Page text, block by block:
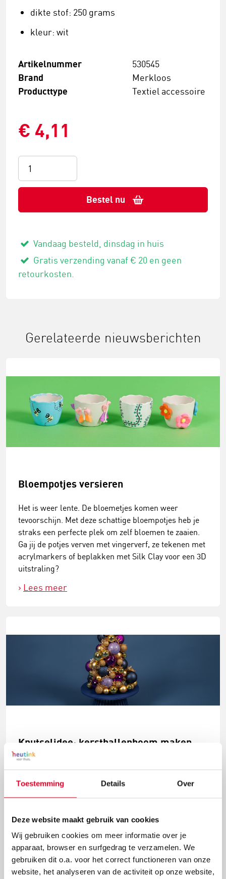
Toestemming Details Over
Deze website maakt gebruik van cookies
Wij gebruiken cookies om meer informatie over je
apparaat, browser en surfgedrag te verzamelen. We
gebruiken dit o.a. voor het correct functioneren van onze
website, het analyseren van de activiteit op onze website,
dikte stof: 250 grams
kleur: wit
Artikelnummer 530545
Brand Merkloos
Producttype Textiel accessoire
€ 4,11
Bestel nu
Vandaag besteld, dinsdag in huis
Gratis verzending vanaf € 20 en geen
retourkosten.
Gerelateerde nieuwsberichten
Bloempotjes versieren
Het is weer lente. De bloemetjes komen weer
tevoorschijn. Met deze schattige bloempotjes heb je
straks een perfecte plek om zelf bloemen te zaaien.
Ga jij de potjes verven met vingerverf, ze tekenen met
acrylmarkers of beplakken met Silk Clay voor een 3D
uitstraling?
Lees meer
Knutselidee: kerstballenboom maken
verschillende groottes van kerstballen en
versieringen aan elkaar tot deze mooie
Lees meer